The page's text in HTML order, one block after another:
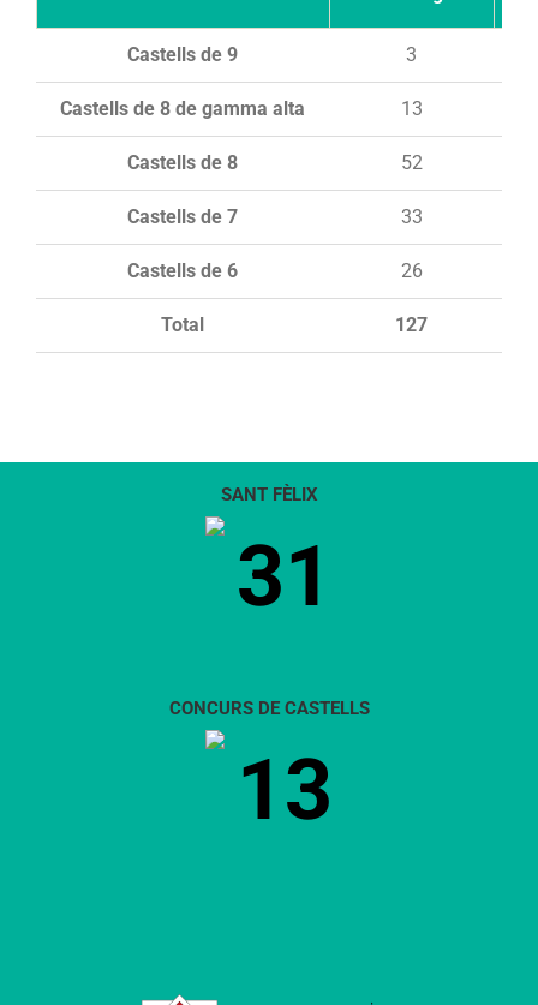
Total 127
Castells de 9 3
Castells de 8 de gamma alta 13
Castells de 8 52
Castells de 7 33
Castells de 6 26
SANT FÈLIX
31
CONCURS DE CASTELLS
13